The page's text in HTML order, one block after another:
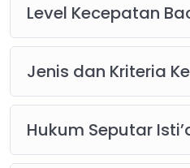
Level Kecepatan
Jenis dan Kriteria
Hukum Seputar